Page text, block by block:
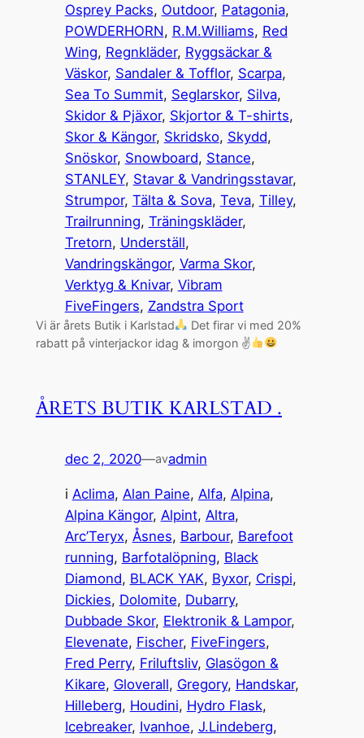
Osprey Packs, Outdoor, Patagonia
POWDERHORN, R.M.Williams, Red
Wing, Regnkläder, Ryggsäckar &
Väskor, Sandaler & Tofflor, Scarpa
Sea To Summit, Seglarskor, Silva
Skidor & Pjäxor, Skjortor & T-shirts
Skor & Kängor, Skridsko, Skydd
Snöskor, Snowboard, Stance
STANLEY, Stavar & Vandringsstavar
Strumpor, Tälta & Sova, Teva, Tilley
Trailrunning, Träningskläder
Tretorn, Underställ
Vandringskängor, Varma Skor
Verktyg & Knivar, Vibram
FiveFingers, Zandstra Sport
Vi är årets Butik i Karlstad
Det firar vi med 20%
rabatt på vinterjackor idag & imorgon ✌
ÅRETS BUTIK KARLSTAD .
dec 2, 2020—avadmin
i Aclima, Alan Paine, Alfa, Alpina
Alpina Kängor, Alpint, Altra
Arc’Teryx, Åsnes, Barbour, Barefoot
running, Barfotalöpning, Black
Diamond, BLACK YAK, Byxor, Crispi
Dickies, Dolomite, Dubarry
Dubbade Skor, Elektronik & Lampor
Elevenate, Fischer, FiveFingers
Fred Perry, Friluftsliv, Glasögon &
Kikare, Gloverall, Gregory, Handskar
Hilleberg, Houdini, Hydro Flask
Icebreaker, Ivanhoe, J.Lindeberg